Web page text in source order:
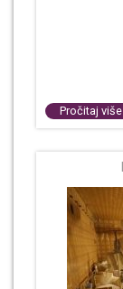
Pročitaj više